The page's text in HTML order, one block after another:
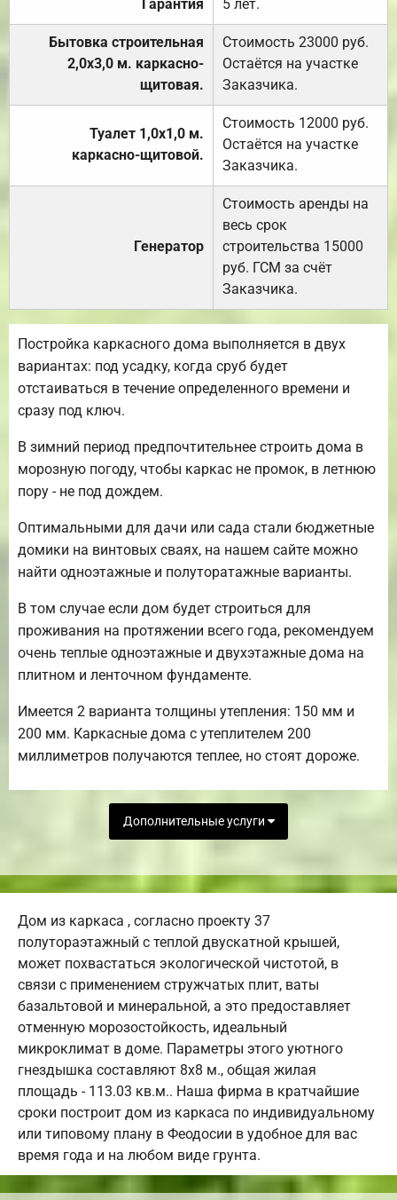
Гарантия 5 лет.
Бытовка строительная
2,0х3,0 м. каркасно-
щитовая.
Стоимость 23000 руб.
Остаётся на участке
Заказчика.
Туалет 1,0х1,0 м.
каркасно-щитовой.
Стоимость 12000 руб.
Остаётся на участке
Заказчика.
Генератор
Стоимость аренды на
весь срок
строительства 15000
руб. ГСМ за счёт
Заказчика.
Постройка каркасного дома выполняется в двух
вариантах: под усадку, когда сруб будет
отстаиваться в течение определенного времени и
сразу под ключ.
В зимний период предпочтительнее строить дома в
морозную погоду, чтобы каркас не промок, в летнюю
пору - не под дождем.
Оптимальными для дачи или сада стали бюджетные
домики на винтовых сваях, на нашем сайте можно
найти одноэтажные и полуторатажные варианты.
В том случае если дом будет строиться для
проживания на протяжении всего года, рекомендуем
очень теплые одноэтажные и двухэтажные дома на
плитном и ленточном фундаменте.
Имеется 2 варианта толщины утепления: 150 мм и
200 мм. Каркасные дома с утеплителем 200
миллиметров получаются теплее, но стоят дороже.
Дополнительные услуги
Дом из каркаса , согласно проекту 37
полутораэтажный с теплой двускатной крышей,
может похвастаться экологической чистотой, в
связи с применением стружчатых плит, ваты
базальтовой и минеральной, а это предоставляет
отменную морозостойкость, идеальный
микроклимат в доме. Параметры этого уютного
гнездышка составляют 8х8 м., общая жилая
площадь - 113.03 кв.м.. Наша фирма в кратчайшие
сроки построит дом из каркаса по индивидуальному
или типовому плану в Феодосии в удобное для вас
время года и на любом виде грунта.